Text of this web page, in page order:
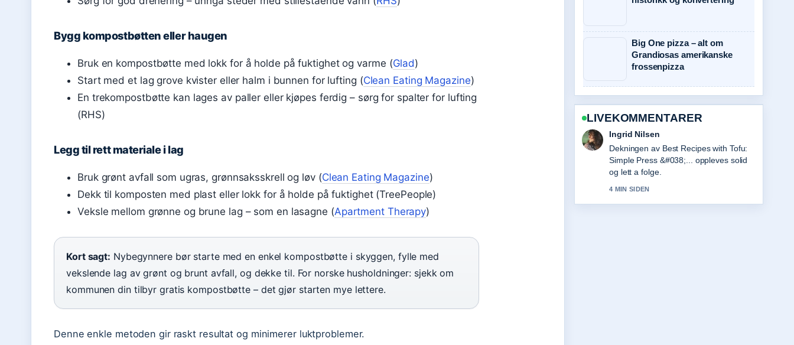
Bygg kompostbøtten eller haugen
Bruk en kompostbøtte med lokk for å holde på fuktighet og varme (Glad)
Start med et lag grove kvister eller halm i bunnen for lufting (Clean Eating Magazine)
En trekompostbøtte kan lages av paller eller kjøpes ferdig – sørg for spalter for lufting
(RHS)
Legg til rett materiale i lag
Bruk grønt avfall som ugras, grønnsaksskrell og løv (Clean Eating Magazine)
Dekk til komposten med plast eller lokk for å holde på fuktighet (TreePeople)
Veksle mellom grønne og brune lag – som en lasagne (Apartment Therapy)
Kort sagt: Nybegynnere bør starte med en enkel kompostbøtte i skyggen, fylle med
vekslende lag av grønt og brunt avfall, og dekke til. For norske husholdninger: sjekk om
kommunen din tilbyr gratis kompostbøtte – det gjør starten mye lettere.
Denne enkle metoden gir raskt resultat og minimerer luktproblemer.
Big One pizza – alt om
Grandiosas amerikanske
frossenpizza
LIVEKOMMENTARER
Sindre Hansen
Sterkt verifiseringsarbeid rundt House
of the Dragon sesong 3 bekreftet....
Flere medier burde skrive slik.
6 MIN SIDEN